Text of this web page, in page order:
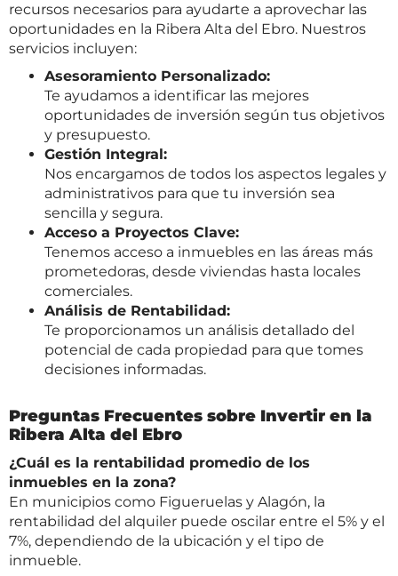
recursos necesarios para ayudarte a aprovechar las
oportunidades en la Ribera Alta del Ebro. Nuestros
servicios incluyen:
Asesoramiento Personalizado:
Te ayudamos a identificar las mejores
oportunidades de inversión según tus objetivos
y presupuesto.
Gestión Integral:
Nos encargamos de todos los aspectos legales y
administrativos para que tu inversión sea
sencilla y segura.
Acceso a Proyectos Clave:
Tenemos acceso a inmuebles en las áreas más
prometedoras, desde viviendas hasta locales
comerciales.
Análisis de Rentabilidad:
Te proporcionamos un análisis detallado del
potencial de cada propiedad para que tomes
decisiones informadas.
Preguntas Frecuentes sobre Invertir en la
Ribera Alta del Ebro
¿Cuál es la rentabilidad promedio de los
inmuebles en la zona?
En municipios como Figueruelas y Alagón, la
rentabilidad del alquiler puede oscilar entre el 5% y el
7%, dependiendo de la ubicación y el tipo de
inmueble.